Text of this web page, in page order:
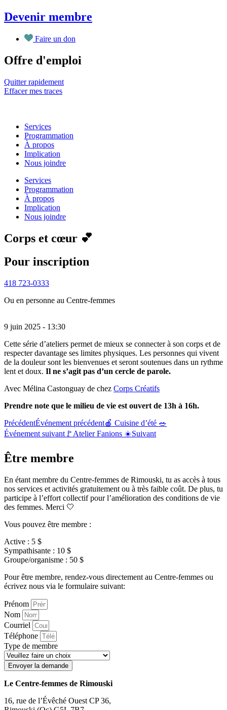
Aller
au
contenu
Devenir membre
Faire un don
Offre d'emploi
Quitter rapidement
Effacer mes traces
Services
Programmation
À propos
Implication
Nous joindre
Services
Programmation
À propos
Implication
Nous joindre
Corps et cœur 💕
Pour inscription
418 723-0333
Ou en personne au Centre-femmes
9 juin 2025 - 13:30
Cette série d’ateliers permet de mieux se connecter à son corps et de
respecter davantage ses limites physiques. Les personnes qui vivent
de la douleur sont les bienvenues et seront soutenues dans un rythme
lent et doux. Il ne s’agit pas d’un cercle de parole.
Avec Mélina Castonguay de chez Corps Créatifs
Prendre note que le milieu de vie est ouvert de 13h à 16h.
PrécédentÉvénement précédent🍎 Cuisine d’été 🥗
Événement suivant 🚩Atelier Fanions ☀️Suivant
Être membre
En étant membre du Centre-femmes de Rimouski, tu as accès à tous
nos services et activités gratuitement ou à très faible coût. De plus, tu
participe à l’effort collectif pour l’amélioration des conditions de vie
des femmes. Merci 🤍
Vous pouvez être membre :
Active : 5 $
Sympathisante : 10 $
Groupe/organisme : 50 $
Pour être membre, rendez-vous directement au Centre-femmes ou
écrivez nous via le formulaire suivant:
Prénom
Nom
Courriel
Téléphone
Type de membre
Envoyer la demande
Le Centre-femmes de Rimouski
16, rue de l’Évêché Ouest CP 36,